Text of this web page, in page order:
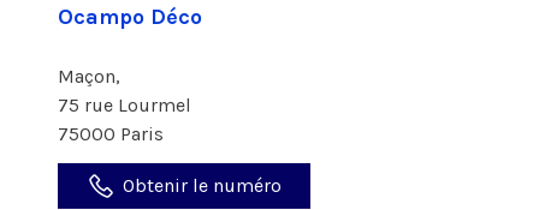
Ocampo Déco
Maçon,
75 rue Lourmel
75000 Paris
Obtenir le numéro